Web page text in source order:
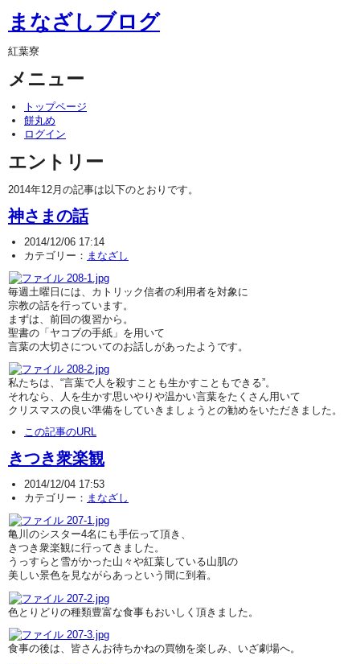
まなざしブログ
紅葉寮
メニュー
トップページ
餅丸め
ログイン
エントリー
2014年12月の記事は以下のとおりです。
神さまの話
2014/12/06 17:14
カテゴリー： まなざし
毎週土曜日には、カトリック信者の利用者を対象に
宗教の話を行っています。
まずは、前回の復習から。
聖書の「ヤコブの手紙」を用いて
言葉の大切さについてのお話しがあったようです。
私たちは、“言葉で人を殺すことも生かすこともできる”。
それなら、人を生かす思いやりや温かい言葉をたくさん用いて
クリスマスの良い準備をしていきましょうとの勧めをいただきました。
この記事のURL
きつき衆楽観
2014/12/04 17:53
カテゴリー： まなざし
亀川のシスター4名にも手伝って頂き、
きつき衆楽観に行ってきました。
うっすらと雪がかった山々や紅葉している山肌の
美しい景色を見ながらあっという間に到着。
色とりどりの種類豊富な食事もおいしく頂きました。
食事の後は、皆さんお待ちかねの買物を楽しみ、いざ劇場へ。